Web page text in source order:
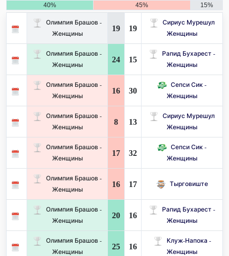
40% 45% 15%
Олимпия Брашов -
Женщины
19 19
Сириус Мурешул
Женщины
Олимпия Брашов -
Женщины
24 15
Рапид Бухарест -
Женщины
Олимпия Брашов -
Женщины
16 30
Сепси Сик -
Женщины
Олимпия Брашов -
Женщины
8 13
Сириус Мурешул
Женщины
Олимпия Брашов -
Женщины
17 32
Сепси Сик -
Женщины
Олимпия Брашов -
Женщины
16 17 Тырговиште
Олимпия Брашов -
Женщины
20 16
Рапид Бухарест -
Женщины
Олимпия Брашов -
Женщины
25 16
Клуж-Напока -
Женщины